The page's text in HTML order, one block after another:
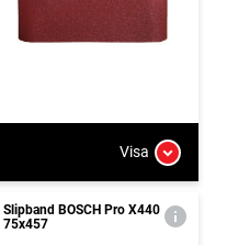
Visa
Slipband BOSCH Pro X440
75x457